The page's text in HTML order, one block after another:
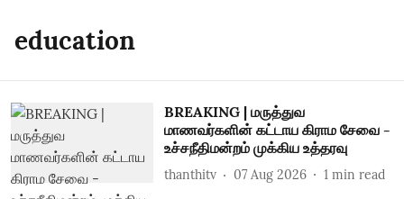
education
BREAKING | மருத்துவ
மாணவர்களின் கட்டாய கிராம சேவை -
உச்சநீதிமன்றம் முக்கிய உத்தரவு
thanthitv 07 Aug 2026 1 min read